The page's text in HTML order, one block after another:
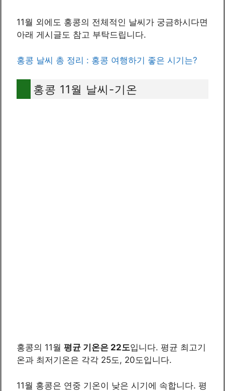
11월 외에도 홍콩의 전체적인 날씨가 궁금하시다면
아래 게시글도 참고 부탁드립니다.
홍콩 날씨 총 정리 : 홍콩 여행하기 좋은 시기는?
홍콩 11월 날씨-기온
홍콩의 11월 평균 기온은 22도입니다. 평균 최고기
온과 최저기온은 각각 25도, 20도입니다.
11월 홍콩은 연중 기온이 낮은 시기에 속합니다. 평